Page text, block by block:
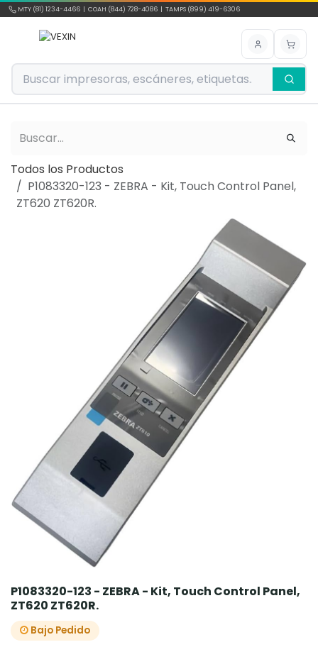
Ir al contenido
MTY (81) 1234-4466 | COAH (844) 728-4086 | TAMPS (899) 419-6306
Todos los Productos
P1083320-123 - ZEBRA - Kit, Touch Control Panel,
ZT620 ZT620R.
P1083320-123 - ZEBRA - Kit, Touch Control Panel,
ZT620 ZT620R.
Bajo Pedido